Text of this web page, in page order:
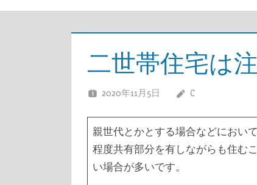
二世帯住宅は
2020年11月5日 C
親世代とかとする場合などにおい
程度共有部分を有しながらも住む
い場合が多いです。